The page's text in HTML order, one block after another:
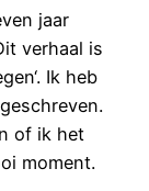
jaar
verhaal is
Ik heb
of ik het
moment.